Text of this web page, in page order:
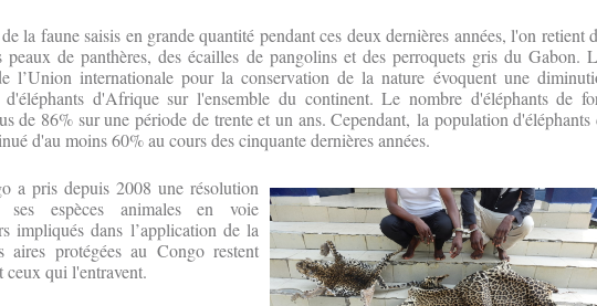
la faune saisis en grande quantité pendant ces deux dernières années, l'on retient
peaux de panthères, des écailles de pangolins et des perroquets gris du Gabon.
l’Union internationale pour la conservation de la nature évoquent une
d'Afrique sur l'ensemble du continent. Le nombre d'éléphants de
de 86% sur une période de trente et un ans. Cependant, la population d'éléphants
d'au moins 60% au cours des cinquante dernières années.
a pris depuis 2008 une résolution
espèces animales en voie
impliqués dans l’application de la
protégées au Congo restent
ceux qui l'entravent.